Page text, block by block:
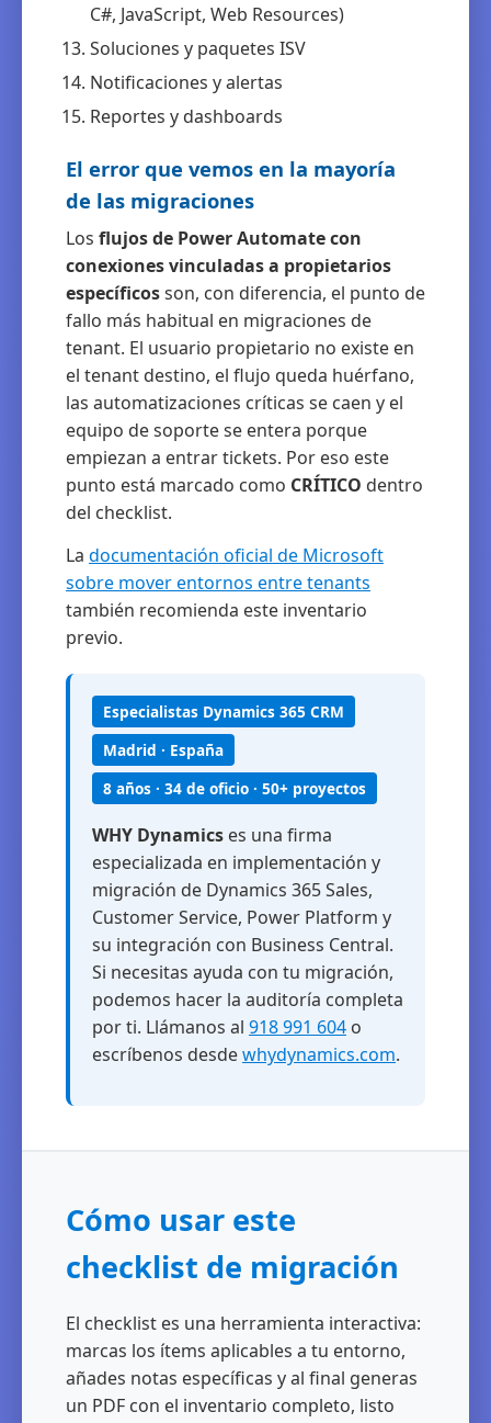
C#, JavaScript, Web Resources)
Soluciones y paquetes ISV
Notificaciones y alertas
Reportes y dashboards
El error que vemos en la mayoría
de las migraciones
Los flujos de Power Automate con
conexiones vinculadas a propietarios
específicosson, con diferencia, el punto de
fallo más habitual en migraciones de
tenant. El usuario propietario no existe en
el tenant destino, el flujo queda huérfano,
las automatizaciones críticas se caen y el
equipo de soporte se entera porque
empiezan a entrar tickets. Por eso este
punto está marcado como CRÍTICO dentro
del checklist.
La documentación oficial de Microsoft
sobre mover entornos entre tenants
también recomienda este inventario
previo.
Especialistas Dynamics 365 CRM
Madrid · España
8 años · 34 de oficio · 50+ proyectos
WHY Dynamics es una firma
especializada en implementación y
migración de Dynamics 365 Sales,
Customer Service, Power Platform y
su integración con Business Central.
Si necesitas ayuda con tu migración,
podemos hacer la auditoría completa
por ti. Llámanos al 918 991 604 o
escríbenos desdewhydynamics.com.
Cómo usar este
checklist de migración
El checklist es una herramienta interactiva:
marcas los ítems aplicables a tu entorno,
añades notas específicas y al final generas
un PDF con el inventario completo, listo